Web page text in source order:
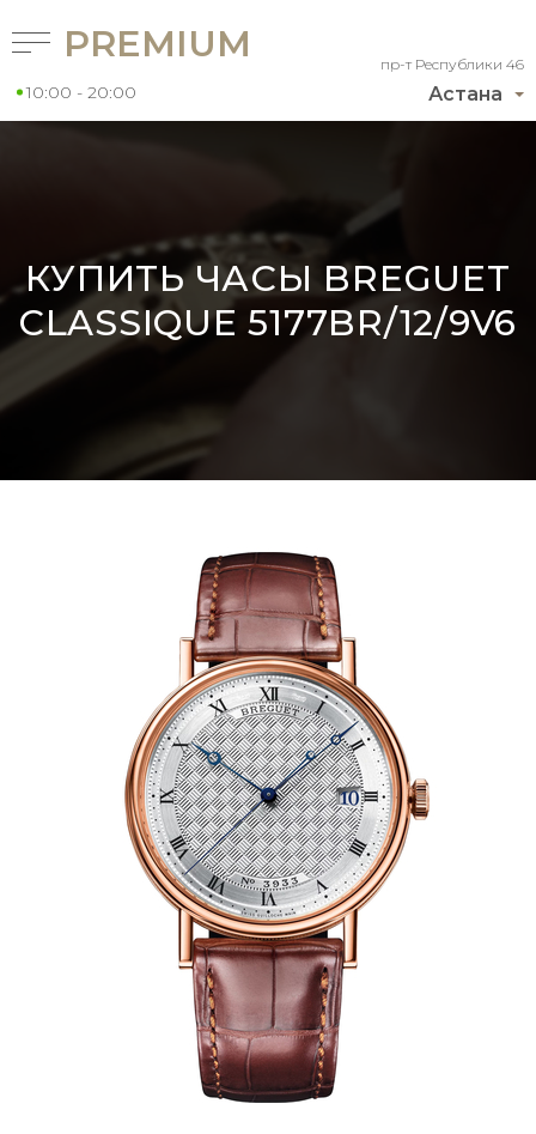
Астана
пр-т Республики 46
PREMIUM
10:00 - 20:00
КУПИТЬ ЧАСЫ BREGUET
CLASSIQUE 5177BR/12/9V6